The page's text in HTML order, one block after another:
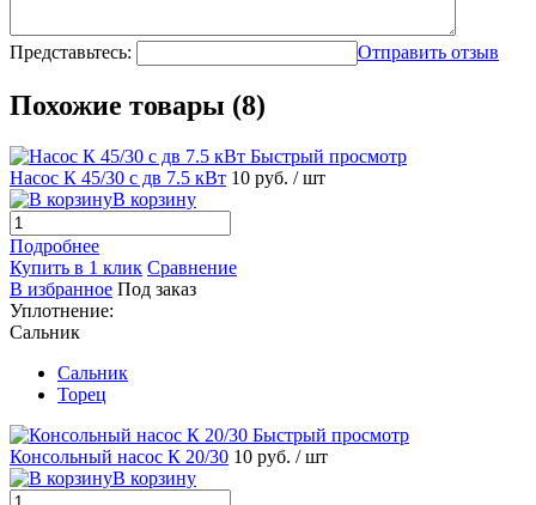
Представьтесь: Отправить отзыв
Похожие товары (8)
Быстрый просмотр
Насос К 45/30 с дв 7.5 кВт 10 руб. / шт
В корзину
Подробнее
Купить в 1 клик Сравнение
В избранное Под заказ
Уплотнение:
Сальник
Сальник
Торец
Быстрый просмотр
Консольный насос К 20/30 10 руб. / шт
В корзину